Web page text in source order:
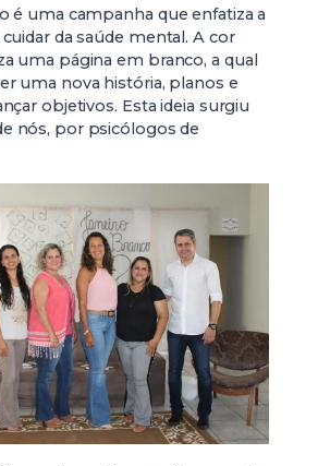
é uma campanha que enfatiza a
da saúde mental. A cor
uma página em branco, a qual
uma nova história, planos e
objetivos. Esta ideia surgiu
nós, por psicólogos de